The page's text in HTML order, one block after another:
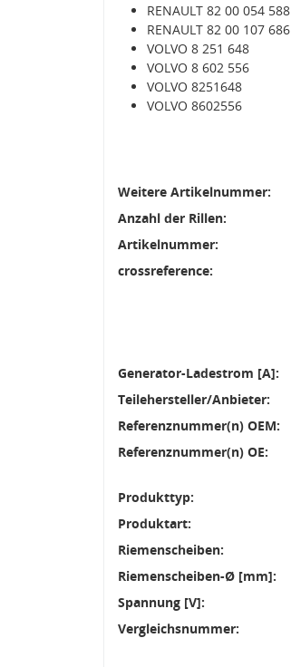
RENAULT 82 00 054 588
RENAULT 82 00 107 686
VOLVO 8 251 648
VOLVO 8 602 556
VOLVO 8251648
VOLVO 8602556
Weitere Artikelnummer:
Anzahl der Rillen:
Artikelnummer:
crossreference:
Generator-Ladestrom [A]:
Teilehersteller/Anbieter:
Referenznummer(n) OEM:
Referenznummer(n) OE:
Produkttyp:
Produktart:
Riemenscheiben:
Riemenscheiben-Ø [mm]:
Spannung [V]:
Vergleichsnummer: